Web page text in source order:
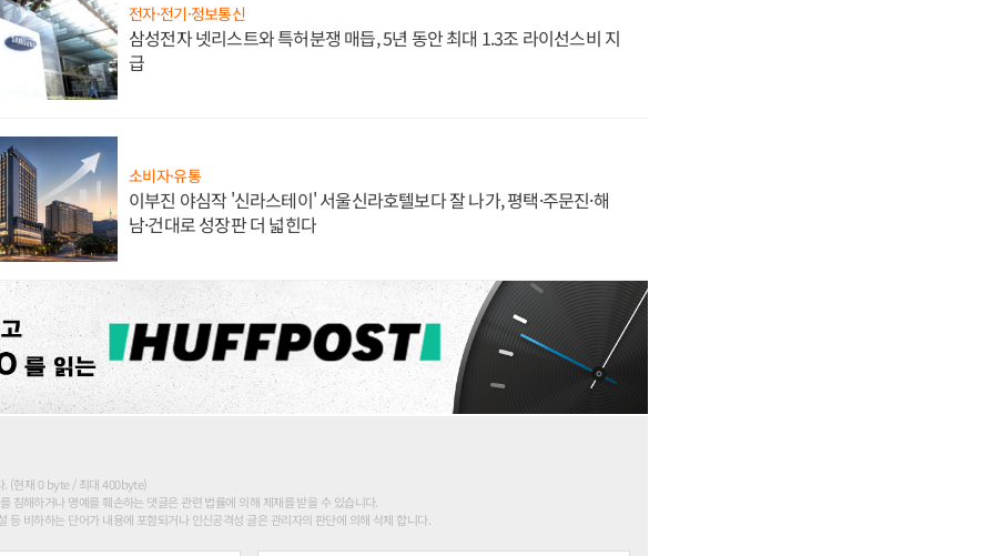
전자·전기·정보통신
삼성전자 넷리스트와 특허분쟁 매듭, 5년 동안 최대 1.3조 라이선스비 지
급
소비자·유통
이부진 야심작 '신라스테이' 서울신라호텔보다 잘 나가, 평택·주문진·해
남·건대로 성장판 더 넓힌다
. (현재 0 byte / 최대 400byte)
침해하거나 명예를 훼손하는 댓글은 관련 법률에 의해 제재를 받을 수 있습니다.
등 비하하는 단어가 내용에 포함되거나 인신공격성 글은 관리자의 판단에 의해 삭제 합니다.